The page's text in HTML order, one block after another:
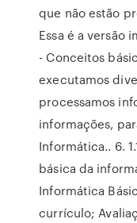
que não estão
Essa é a versão
- Conceitos
executamos
processamos
informações,
Informática.. 6.
básica da
Informática
currículo;